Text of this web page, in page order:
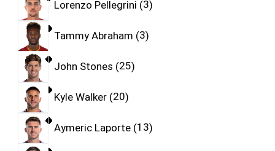
Lorenzo Pellegrini 3
Tammy Abraham 3
John Stones 25
Kyle Walker 20
Aymeric Laporte 13